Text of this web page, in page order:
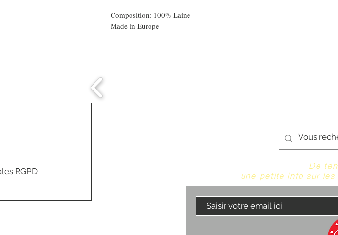
Composition: 100% Laine
Made in Europe
RGPD De
une petite info sur